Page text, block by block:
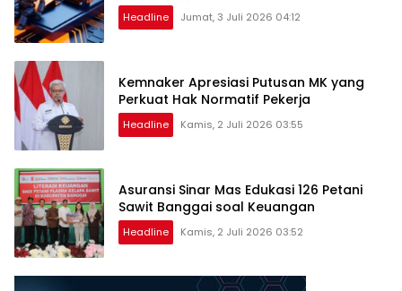
Headline Jumat, 3 Juli 2026 04:12
Kemnaker Apresiasi Putusan MK yang
Perkuat Hak Normatif Pekerja
Headline Kamis, 2 Juli 2026 03:55
Asuransi Sinar Mas Edukasi 126 Petani
Sawit Banggai soal Keuangan
Headline Kamis, 2 Juli 2026 03:52